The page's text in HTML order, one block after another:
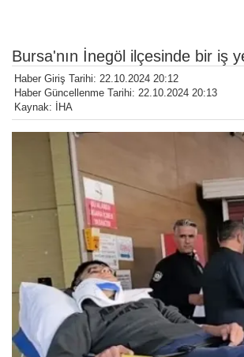
Bursa'nın İnegöl ilçesinde bir iş
Haber Giriş Tarihi: 22.10.2024 20:12
Haber Güncellenme Tarihi: 22.10.2024 20:13
Kaynak: İHA